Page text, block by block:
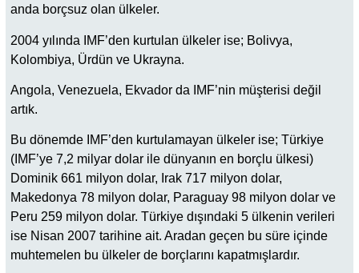
anda borçsuz olan ülkeler.
2004 yılında IMF’den kurtulan ülkeler ise; Bolivya,
Kolombiya, Ürdün ve Ukrayna.
Angola, Venezuela, Ekvador da IMF’nin müşterisi değil
artık.
Bu dönemde IMF’den kurtulamayan ülkeler ise; Türkiye
(IMF’ye 7,2 milyar dolar ile dünyanın en borçlu ülkesi)
Dominik 661 milyon dolar, Irak 717 milyon dolar,
Makedonya 78 milyon dolar, Paraguay 98 milyon dolar ve
Peru 259 milyon dolar. Türkiye dışındaki 5 ülkenin verileri
ise Nisan 2007 tarihine ait. Aradan geçen bu süre içinde
muhtemelen bu ülkeler de borçlarını kapatmışlardır.